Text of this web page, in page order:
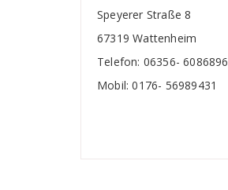
Speyerer Straße 8
67319 Wattenheim
Telefon: 06356- 6086896
Mobil: 0176- 56989431